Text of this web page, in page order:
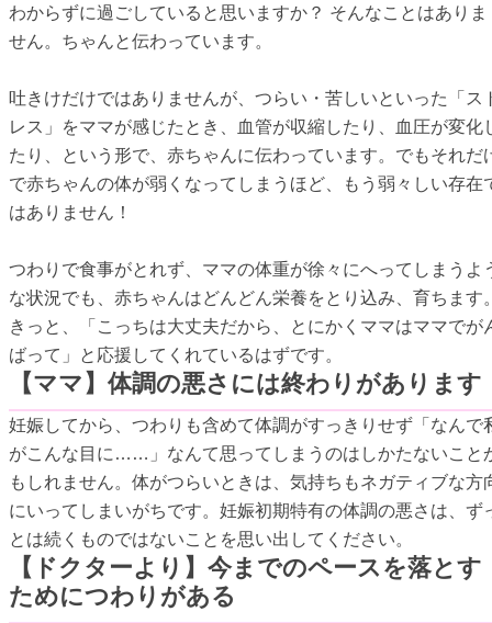
わからずに過ごしていると思いますか？ そんなことはありま
せん。ちゃんと伝わっています。
吐きけだけではありませんが、つらい・苦しいといった「ス
レス」をママが感じたとき、血管が収縮したり、血圧が変化
たり、という形で、赤ちゃんに伝わっています。でもそれだ
で赤ちゃんの体が弱くなってしまうほど、もう弱々しい存在
はありません！
つわりで食事がとれず、ママの体重が徐々にへってしまうよ
な状況でも、赤ちゃんはどんどん栄養をとり込み、育ちます
きっと、「こっちは大丈夫だから、とにかくママはママでが
ばって」と応援してくれているはずです。
【ママ】体調の悪さには終わりがあります
妊娠してから、つわりも含めて体調がすっきりせず「なんで
がこんな目に……」なんて思ってしまうのはしかたないこと
もしれません。体がつらいときは、気持ちもネガティブな方
にいってしまいがちです。妊娠初期特有の体調の悪さは、ず
とは続くものではないことを思い出してください。
【ドクターより】今までのペースを落とす
ためにつわりがある